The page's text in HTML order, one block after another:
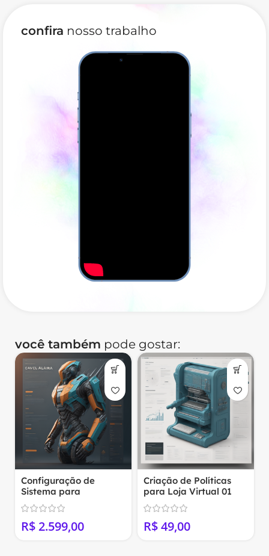
confira nosso trabalho
você também pode gostar:
Configuração de
Sistema para
MarketPlace
(WordPress+Woocomm
erce)
R$
Criação de Políticas
para Loja Virtual 01
R$